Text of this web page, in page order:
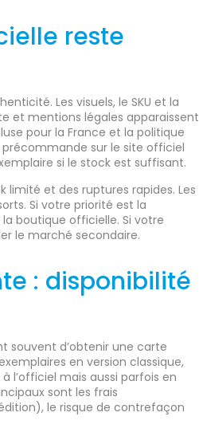
reste
Les visuels, le SKU et la
et mentions légales apparaissent
pour la France et la politique
sur le site officiel
si le stock est suffisant.
et des ruptures rapides. Les
Si votre priorité est la
boutique officielle. Si votre
le marché secondaire.
: disponibilité
souvent d’obtenir une carte
en version classique,
l’officiel mais aussi parfois en
sont les frais
le risque de contrefaçon